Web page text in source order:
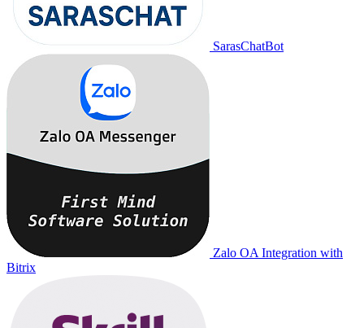
SarasChatBot
Zalo OA Integration with
Bitrix